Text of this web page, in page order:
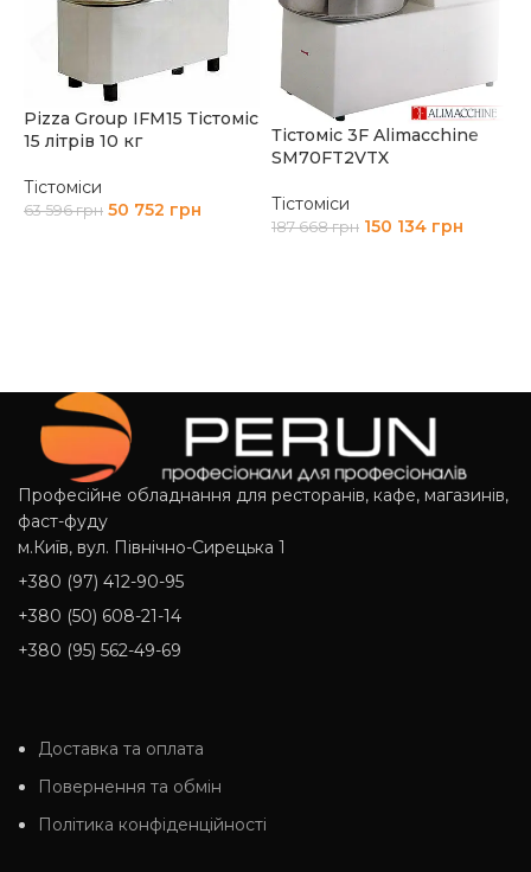
Pizza Group IFM15 Тістоміс
15 літрів 10 кг
Тістоміси
63 596грн 50 752 грн
Тістоміс 3F Alimacchine
SM70FT2VTX
Тістоміси
187 668грн 150 134 грн
Професійне обладнання для ресторанів, кафе, магазинів,
фаст-фуду
м.Київ, вул. Північно-Сирецька 1
+380 (97) 412-90-95
+380 (50) 608-21-14
+380 (95) 562-49-69
Доставка та оплата
Повернення та обмін
Політика конфіденційності